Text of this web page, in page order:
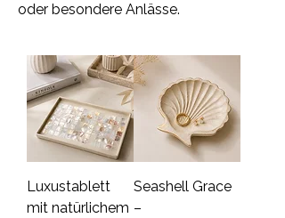
oder besondere Anlässe.
Luxustablett
mit natürlichem
Seashell Grace
–